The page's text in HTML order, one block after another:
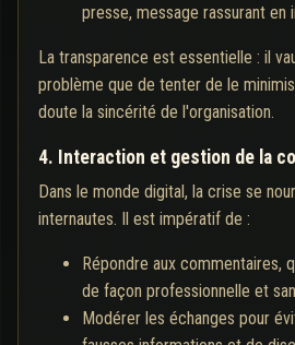
presse, message rassurant en
La transparence est essentielle : il
problème que de tenter de le
doute la sincérité de l'organisation.
4. Interaction et gestion de la
Dans le monde digital, la crise se
internautes. Il est impératif de :
Répondre aux commentaires,
de façon professionnelle et
Modérer les échanges pour